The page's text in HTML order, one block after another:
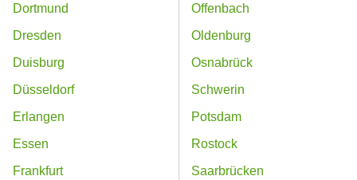
Dortmund
Dresden
Duisburg
Düsseldorf
Erlangen
Essen
Frankfurt
Offenbach
Oldenburg
Osnabrück
Schwerin
Potsdam
Rostock
Saarbrücken